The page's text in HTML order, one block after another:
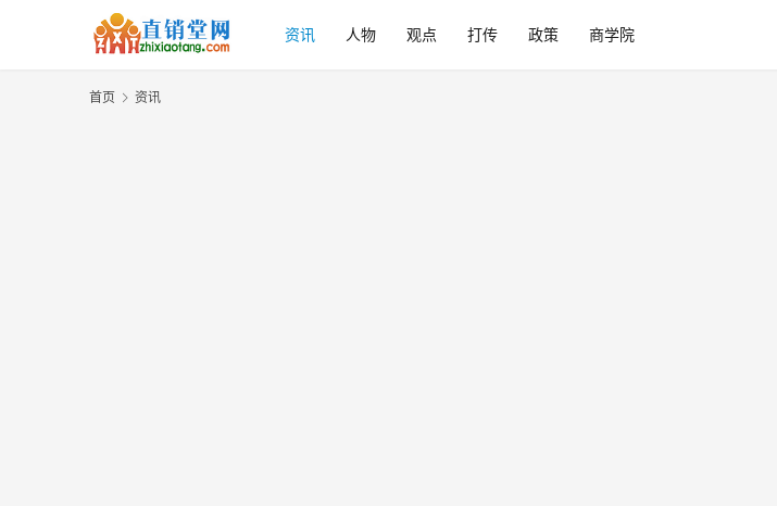
资讯 人物 观点 打传 政策 商学院
首页 资讯